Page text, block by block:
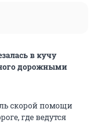
в кучу
дорожными
скорой помощи
где ведутся